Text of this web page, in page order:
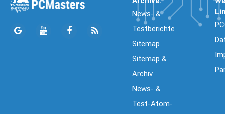
News- &
Testberichte
Sitemap
Sitemap &
Archiv
News- &
Test-Atom-